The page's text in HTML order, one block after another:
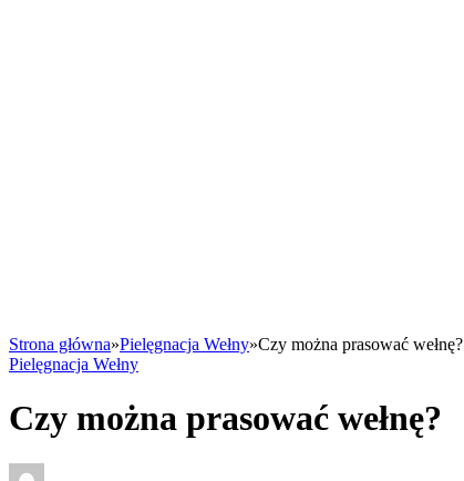
Strona główna»Pielęgnacja Wełny»Czy można prasować wełnę?
Pielęgnacja Wełny
Czy można prasować wełnę?